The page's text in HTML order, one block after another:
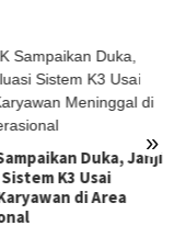
»
Tambang Sirtu
Beroperasi di
ESDM Sulteng